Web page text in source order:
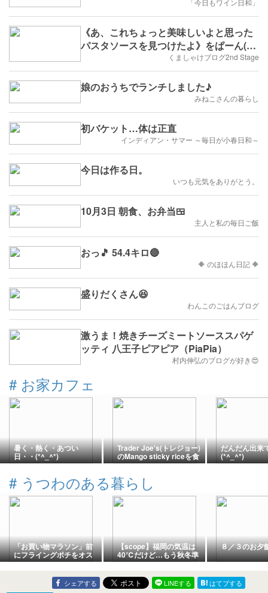
「今日もワイン日和」
《あ、これちょっと美味しいよと思った
パスタソースを見つけたよ》をぱーん(*
くましゃけブログ2nd Stage
娘のおうちでランチしました♪
みねこさんの暮らし
初バケット…体は正直
インディアン・サマー ～毎日が小春日和～
今日は作る日。
いつも元気をありがとう。
10月3日 朝食、お弁当🍱
主人と私の毎日ご飯
おっ🎵 54.4キロ🔴
🔶 のほほん日記 🔶
盛りだくさん😆
わんこのごはんブログ
激うま！焼きチーズミートソーススパゲ
ッティ 八王子ピアピア（PiaPia）
村内伸弘のブログが好き😍
# お家カフェ
暑く・熱く・あつい
日・・(*^_^*)
Trader Joe's(トレジョー)
のMango sticky riceを食
す♪
だんだん出来
(*^_^*)
# うつわのある暮らし
「お買い物マラソン」前
にフライングポチをオス
スメ！！scopeさんのプ
ッチ収穫祭在庫数わずか
【scope】福岡の気温は
40℃だけど…もう秋冬準
備？？ すでにクリスマス
気分満載な激カワアイテ
ムたちヾ(*´∀｀*)ﾉ
８／３のお夕
シェアする LINEする
はてブする